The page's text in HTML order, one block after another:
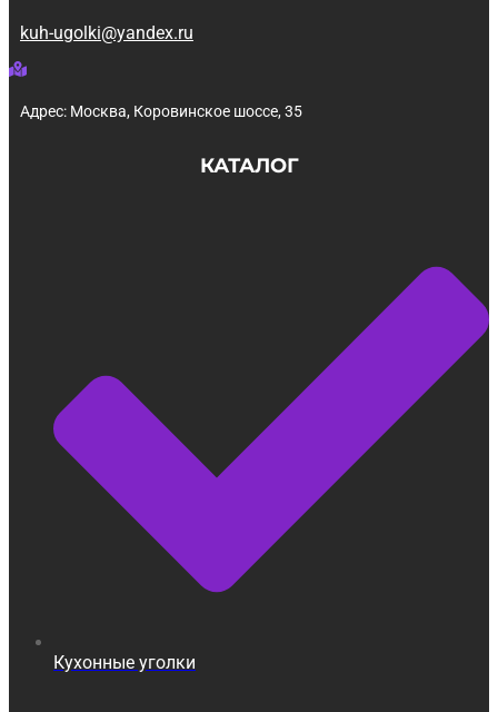
kuh-ugolki@yandex.ru
Адрес: Москва, Коровинское шоссе, 35
КАТАЛОГ
Кухонные уголки